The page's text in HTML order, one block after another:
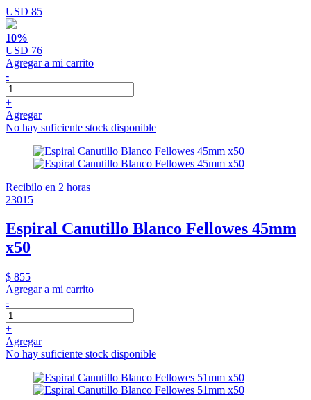
USD 85
10%
USD 76
Agregar a mi carrito
-
+
Agregar
No hay suficiente stock disponible
Recibilo en 2 horas
23015
Espiral Canutillo Blanco Fellowes 45mm
x50
$ 855
Agregar a mi carrito
-
+
Agregar
No hay suficiente stock disponible